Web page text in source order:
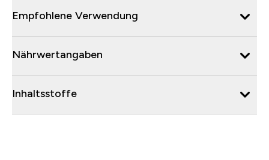
Empfohlene Verwendung
Nährwertangaben
Inhaltsstoffe